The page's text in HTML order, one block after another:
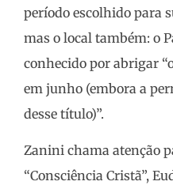
período escolhido para
mas o local também: o
conhecido por abrigar
em junho (embora a
desse título)”.
Zanini chama atenção
“Consciência Cristã”,